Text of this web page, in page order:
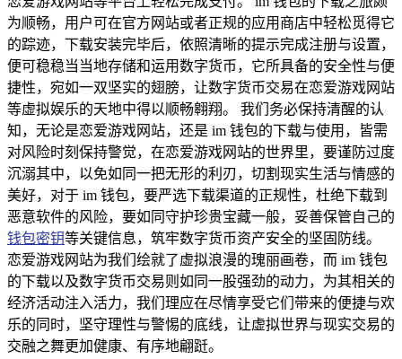
为顺畅，用户可在官方网站或者正规的应用商店中轻松觅得它
的踪迹，下载安装完毕后，依照清晰的提示完成注册与设置，
便可稳稳当当地存储和运用数字货币，它所具备的安全性与便
捷性，宛如一双坚实的翅膀，让数字货币交易在恋爱游戏网站
等虚拟娱乐的天地中得以顺畅翱翔。 我们务必保持清醒的认
知，无论是恋爱游戏网站，还是 im 钱包的下载与使用，皆需
对风险时刻保持警觉，在恋爱游戏网站的世界里，要谨防过度
沉溺其中，以免如同一把无形的利刃，切割现实生活与情感的
美好，对于 im 钱包，要严选下载渠道的正规性，杜绝下载到
恶意软件的风险，要如同守护珍贵宝藏一般，妥善保管自己的
钱包密钥等关键信息，筑牢数字货币资产安全的坚固防线。
恋爱游戏网站为我们绘就了虚拟浪漫的瑰丽画卷，而 im 钱包
的下载以及数字货币交易则如同一股强劲的动力，为其相关的
经济活动注入活力，我们理应在尽情享受它们带来的便捷与欢
乐的同时，坚守理性与警惕的底线，让虚拟世界与现实交易的
交融之舞更加健康、有序地翩跹。